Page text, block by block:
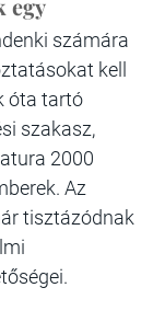
egy
számára
kell
óta tartó
szakasz,
2000
Az
tisztázódnak